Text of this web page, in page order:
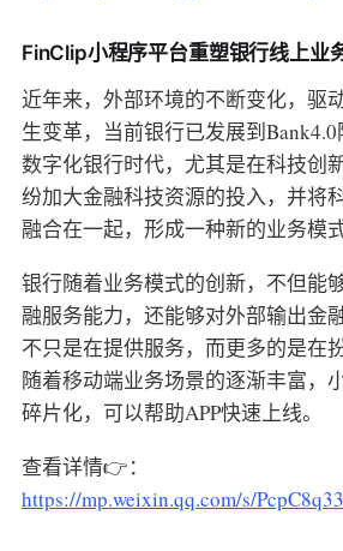
FinClip小程序平台重塑银行线上业
近年来，外部环境的不断变化，驱
生变革，当前银行已发展到
数字化银行时代，尤其是在科技创
纷加大金融科技资源的投入，并将
融合在一起，形成一种新的业务模
银行随着业务模式的创新，不但能
融服务能力，还能够对外部输出金
不只是在提供服务，而更多的是在
随着移动端业务场景的逐渐丰富，
碎片化，可以帮助APP快速上线。
查看详情👉：
https://mp.weixin.qq.com/s/